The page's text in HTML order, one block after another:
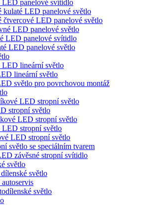
LED panelové svítidlo
kulaté LED panelové světlo
čtvercové LED panelové světlo
LED panelové světlo
LED panelové svítidlo
LED panelové světlo
LED lineární světlo
lineární světlo
světlo pro povrchovou montáž
LED stropní světlo
stropní světlo
LED stropní světlo
LED stropní světlo
LED stropní světlo
světlo se speciálním tvarem
závěsné stropní svítidlo
světlo
světlo
světlo